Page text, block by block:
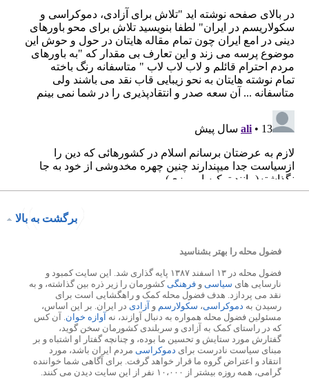
برگشت به بالا
فضول محله را بهتر بشناسید
فضول محله در ۱۳ اسفند ۱۳۸۷ پایه گذاری شد. این سایت کمبود و
نارسایی های سیاسی و فرهنگی کشورمان را زیر ذره بین گذاشته، و به
نقد می پردازد. هدف فضول محله کمک و راهگشایی است برای
رسیدن به دموکراسی، سکولارسم و آزادی در ایران. بر این اساس،
مسئولین فضول محله همواره به دنبال آوازند، نه آوازه خوان . آن کس
که در راستای کمک به آزادی و سربلندی کشورمان سخن گوید،
گفتارش مورد ستایش و تحسین ما بوده، و چنانچه گفتار او اشتباه و بر
مبنای سیاست نادرست برای دموکراسی مردم ایران باشد، مورد
انتقاد و اعتراض گروه ما قرار خواهد گرفت. برای آگاهی شما خواننده
گرامی، همه روزه بیشتر از ۱۰،۰۰۰ نفر از این سایت دیدن می کنند.